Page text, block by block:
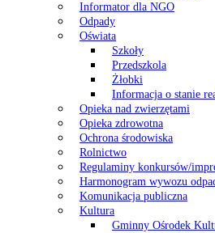
Informator dla NGO
Odpady
Oświata
Szkoły
Przedszkola
Żłobki
Informacja o stanie
Opieka nad zwierzętami
Opieka zdrowotna
Ochrona środowiska
Rolnictwo
Regulaminy konkursów/
Harmonogram wywozu
Komunikacja publiczna
Kultura
Gminny Ośrodek